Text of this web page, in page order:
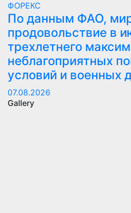
ФОРЕКС
По данным ФАО,
продовольствие в
трехлетнего
неблагоприятных
условий и военных
07.08.2026
Gallery